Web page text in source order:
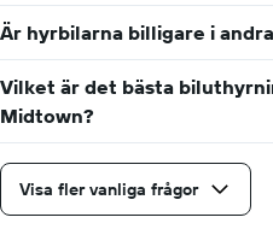
Är hyrbilarna billigare i
Vilket är det bästa
Midtown?
Visa fler vanliga frågor